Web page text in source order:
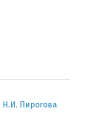
Пирогова